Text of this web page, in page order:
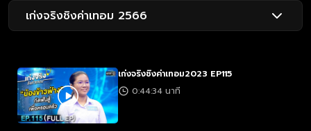
เก่งจริงชิงค่าเทอม 2566
เก่งจริงชิงค่าเทอม2023 EP115
0:44:34 นาที